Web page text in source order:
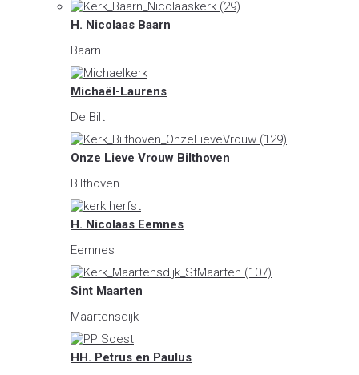
H. Nicolaas Baarn
Baarn
Michaël-Laurens
De Bilt
Onze Lieve Vrouw Bilthoven
Bilthoven
H. Nicolaas Eemnes
Eemnes
Sint Maarten
Maartensdijk
HH. Petrus en Paulus